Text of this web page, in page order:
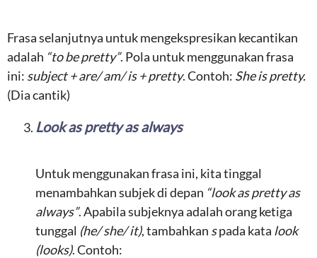
Frasa selanjutnya untuk mengekspresikan kecantikan
adalah “to be pretty”. Pola untuk menggunakan frasa
ini: subject + are/ am/ is + pretty. Contoh: She is pretty.
(Dia cantik)
Look as pretty as always
Untuk menggunakan frasa ini, kita tinggal
menambahkan subjek di depan “look as pretty as
always”. Apabila subjeknya adalah orang ketiga
tunggal (he/ she/ it), tambahkan spada kata look
(looks). Contoh: